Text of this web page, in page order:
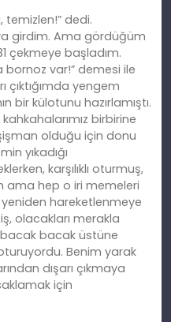
temizlen!” dedi.
girdim. Ama gördüğüm
çekmeye başladım.
bornoz var!” demesi ile
çıktığımda yengem
bir külotunu hazırlamıştı.
birbirine
olduğu için donu
yıkadığı
karşılıklı oturmuş,
ama hep o iri memeleri
hareketlenmeye
olacakları merakla
bacak üstüne
Benim yarak
dışarı çıkmaya
için